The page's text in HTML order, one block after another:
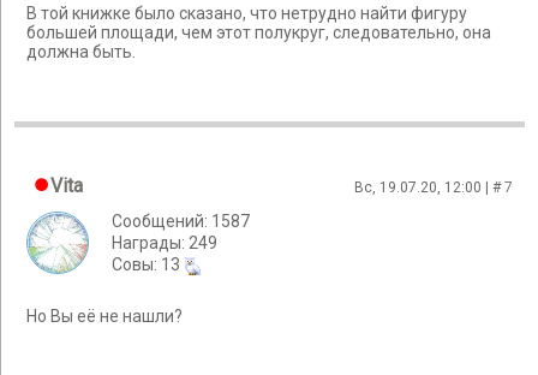
В той книжке было сказано, что нетрудно найти фигуру
большей площади, чем этот полукруг, следовательно, она
должна быть.
Vita Вс, 19.07.20, 12:00 | #7
Сообщений: 1587
Награды: 249
Cовы: 13
Но Вы её не нашли?